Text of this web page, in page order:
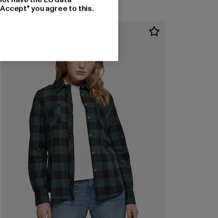
you agree to this.